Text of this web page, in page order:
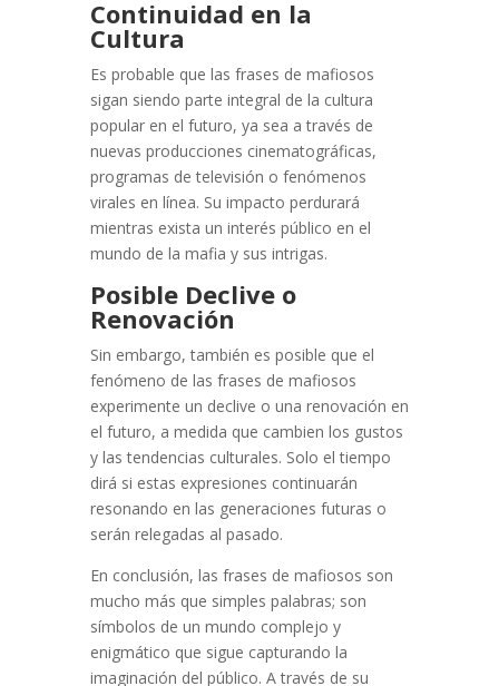
Continuidad en la
Cultura
Es probable que las frases de mafiosos
sigan siendo parte integral de la cultura
popular en el futuro, ya sea a través de
nuevas producciones cinematográficas,
programas de televisión o fenómenos
virales en línea. Su impacto perdurará
mientras exista un interés público en el
mundo de la mafia y sus intrigas.
Posible Declive o
Renovación
Sin embargo, también es posible que el
fenómeno de las frases de mafiosos
experimente un declive o una renovación en
el futuro, a medida que cambien los gustos
y las tendencias culturales. Solo el tiempo
dirá si estas expresiones continuarán
resonando en las generaciones futuras o
serán relegadas al pasado.
En conclusión, las frases de mafiosos son
mucho más que simples palabras; son
símbolos de un mundo complejo y
enigmático que sigue capturando la
imaginación del público. A través de su